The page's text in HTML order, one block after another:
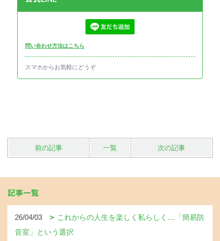
問い合わせ方法はこちら
スマホからお気軽にどうぞ
前の記事 一覧 次の記事
記事一覧
26/04/03
これからの人生を楽しく私らしく…「簡易防
音室」という選択